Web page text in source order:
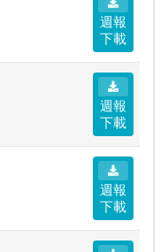
週報
下載
週報
下載
週報
下載